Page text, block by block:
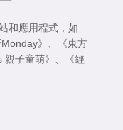
和應用程式，如
》 、
《東方
親子童萌》 、
《經